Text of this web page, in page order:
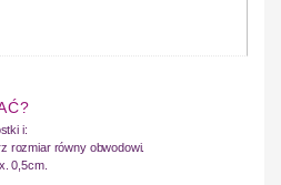
i:
rozmiar równy obwodowi.
0,5cm.